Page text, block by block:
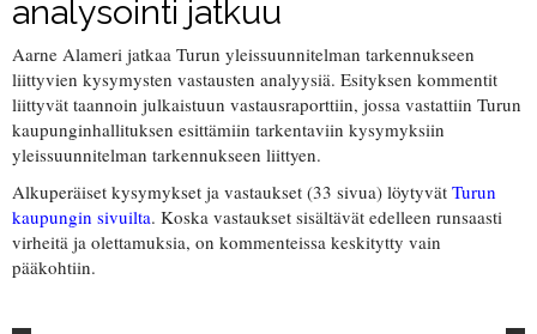
analysointi jatkuu
Aarne Alameri jatkaa Turun yleissuunnitelman tarkennukseen
liittyvien kysymysten vastausten analyysiä. Esityksen kommentit
liittyvät taannoin julkaistuun vastausraporttiin, jossa vastattiin Turun
kaupunginhallituksen esittämiin tarkentaviin kysymyksiin
yleissuunnitelman tarkennukseen liittyen.
Alkuperäiset kysymykset ja vastaukset (33 sivua) löytyvät Turun
kaupungin sivuilta. Koska vastaukset sisältävät edelleen runsaasti
virheitä ja olettamuksia, on kommenteissa keskitytty vain
pääkohtiin.